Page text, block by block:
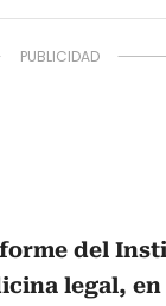
del
legal, en